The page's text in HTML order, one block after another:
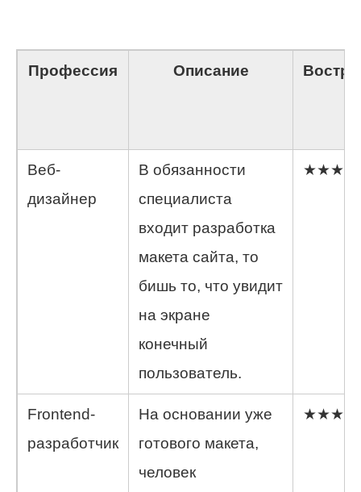
Профессия Описание
Веб-
дизайнер
В обязанности
специалиста
входит разработка
макета сайта, то
бишь то, что увидит
на экране
конечный
пользователь.
★★★
Frontend-
разработчик
На основании уже
готового макета,
человек
★★★★